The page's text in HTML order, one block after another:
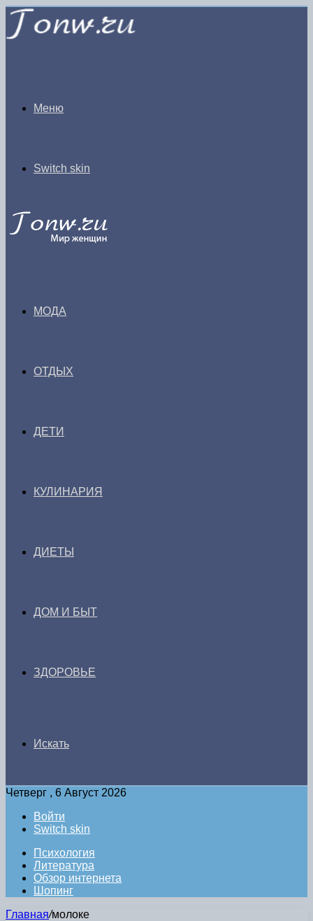
Меню
Switch skin
МОДА
ОТДЫХ
ДЕТИ
КУЛИНАРИЯ
ДИЕТЫ
ДОМ И БЫТ
ЗДОРОВЬЕ
Искать
Четверг , 6 Август 2026
Войти
Switch skin
Психология
Литература
Обзор интернета
Шопинг
Главная/молоке